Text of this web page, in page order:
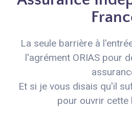
La seule barrière à
l'agrément ORIAS pour
Et si je vous disais qu'il
pour ouvrir cette